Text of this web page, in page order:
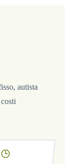
autista